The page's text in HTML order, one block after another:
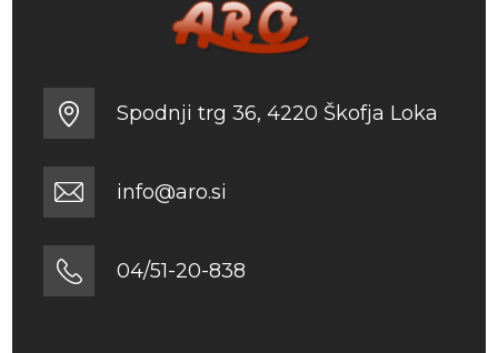
Spodnji trg 36, 4220 Škofja Loka
info@aro.si
04/51-20-838